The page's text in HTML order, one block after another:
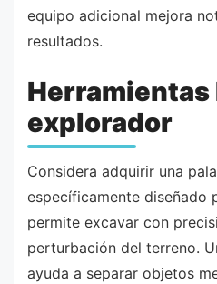
equipo adicional mejora
resultados.
Herramientas
explorador
Considera adquirir una
específicamente diseñado
permite excavar con
perturbación del terreno.
ayuda a separar objetos